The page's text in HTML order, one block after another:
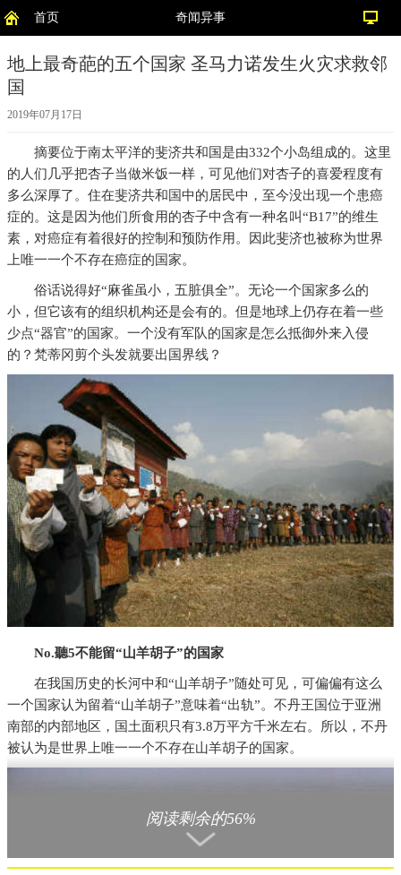
首页 奇闻异事
地上最奇葩的五个国家 圣马力诺发生火灾求救邻
国
2019年07月17日
摘要位于南太平洋的斐济共和国是由332个小岛组成的。这里
的人们几乎把杏子当做米饭一样，可见他们对杏子的喜爱程度有
多么深厚了。住在斐济共和国中的居民中，至今没出现一个患癌
症的。这是因为他们所食用的杏子中含有一种名叫“B17”的维生
素，对癌症有着很好的控制和预防作用。因此斐济也被称为世界
上唯一一个不存在癌症的国家。
俗话说得好“麻雀虽小，五脏俱全”。无论一个国家多么的
小，但它该有的组织机构还是会有的。但是地球上仍存在着一些
少点“器官”的国家。一个没有军队的国家是怎么抵御外来入侵
的？梵蒂冈剪个头发就要出国界线？
No.聽5不能留“山羊胡子”的国家
在我国历史的长河中和“山羊胡子”随处可见，可偏偏有这么
一个国家认为留着“山羊胡子”意味着“出轨”。不丹王国位于亚洲
南部的内部地区，国土面积只有3.8万平方千米左右。所以，不丹
被认为是世界上唯一一个不存在山羊胡子的国家。
阅读剩余的56%